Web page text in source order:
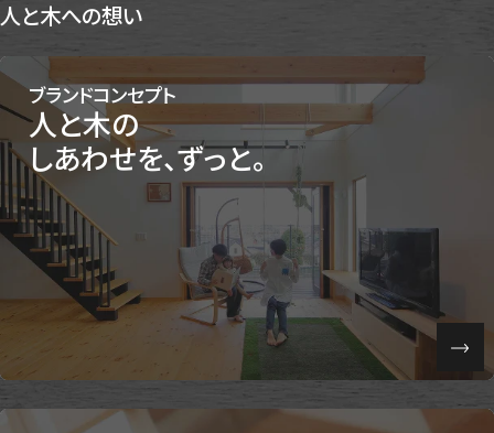
人と木への想い
ブランドコンセプト
人と木の
しあわせを、ずっと。